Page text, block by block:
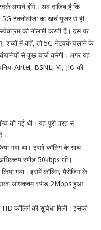
लगाने होंगे। अब वाजिब है कि
टेक्नोलॉजी का खर्च यूजर से ही
की नीलामी करती है। इस पर
शब्दों में कहें, तो 5G नेटवर्क चलाने के
से कुछ चार्ज करेगी। अगर यह
Airtel, BSNL, VI, JIO की
की गई थी। यह पूरी तरह से
गया था। इसमें कॉलिंग के साथ
स्पीड 50kbps थी।
गया। इसमें कॉलिंग, मैसेजिंग के
अधिकतम स्पीड 2Mbps हुआ
कॉलिगं की सुविधा मिली। इसकी